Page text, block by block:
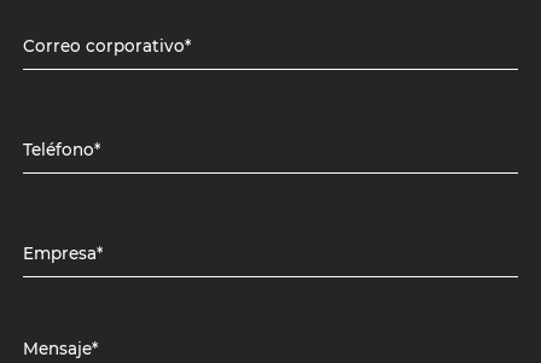
Correo corporativo*
Teléfono*
Empresa*
Mensaje*